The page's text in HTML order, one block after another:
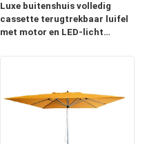
Luxe buitenshuis volledig
cassette terugtrekbaar luifel
met motor en LED-licht